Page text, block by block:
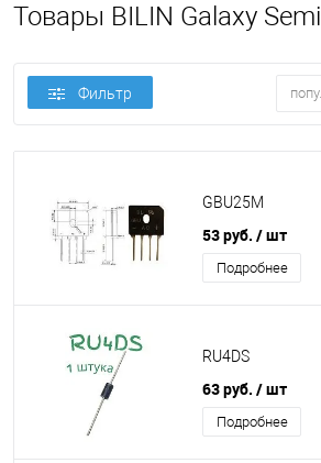
Товары BILIN Galaxy
Фильтр
GBU25M
53 руб. / шт
Подробнее
RU4DS
63 руб. / шт
Подробнее